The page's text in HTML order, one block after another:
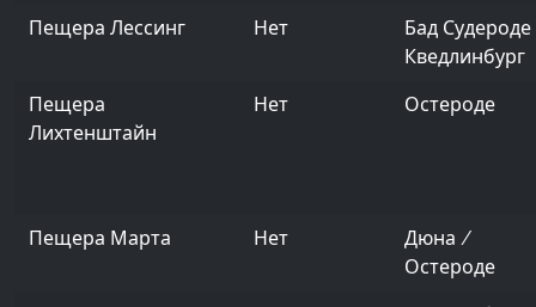
Пещера Лессинг Нет
Бад
Кведлинбург
Пещера
Лихтенштайн
Нет Остероде
Пещера Марта Нет
Дюна /
Остероде